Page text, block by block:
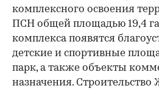
комплексного освоения
ПСН общей площадью 19,4
комплекса появятся
детские и спортивные
парк, а также объекты
назначения. Строительство